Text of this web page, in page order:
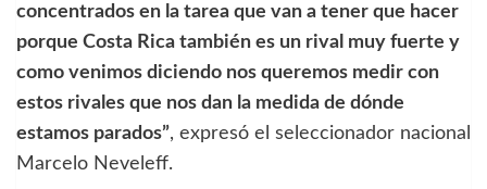
concentrados en la tarea que van a tener que hacer
porque Costa Rica también es un rival muy fuerte y
como venimos diciendo nos queremos medir con
estos rivales que nos dan la medida de dónde
estamos parados”, expresó el seleccionador nacional
Marcelo Neveleff.